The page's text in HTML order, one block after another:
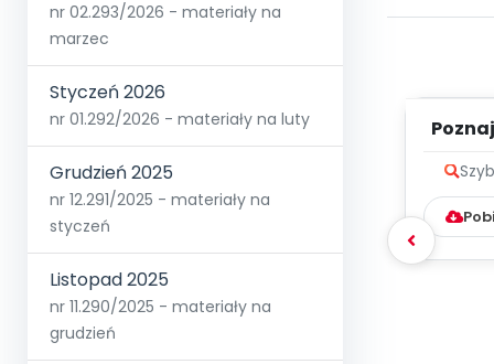
nr 02.293/2026 - materiały na
marzec
Styczeń 2026
nr 01.292/2026 - materiały na luty
Grudzień 2025
nr 12.291/2025 - materiały na
styczeń
Listopad 2025
nr 11.290/2025 - materiały na
grudzień